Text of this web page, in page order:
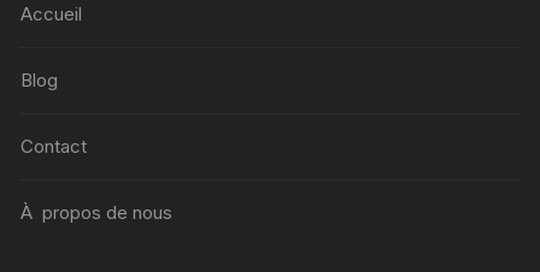
Accueil
Blog
Contact
À propos de nous